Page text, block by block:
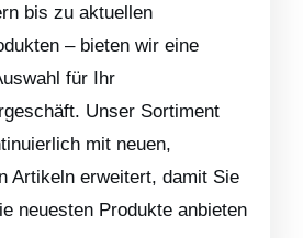
bis zu aktuellen
– bieten wir eine
für Ihr
Unser Sortiment
mit neuen,
Artikeln erweitert, damit Sie
neuesten Produkte anbieten